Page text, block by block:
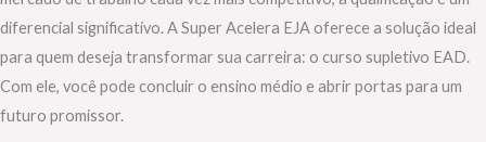
diferencial significativo. A Super Acelera EJA oferece a solução ideal
para quem deseja transformar sua carreira: o curso supletivo EAD.
Com ele, você pode concluir o ensino médio e abrir portas para um
futuro promissor.